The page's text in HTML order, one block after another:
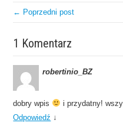
← Poprzedni post
1 Komentarz
robertinio_BZ
dobry wpis
i przydatny!
Odpowiedź ↓